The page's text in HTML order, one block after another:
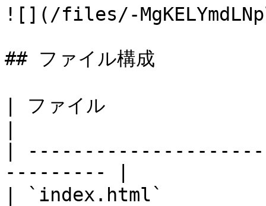
![](/files/-
## ファイル構成
| ファイル
|
--------- |
| `index.html`           |